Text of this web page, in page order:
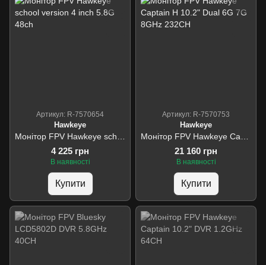
Артикул: R-7570654
Hawkeye
4 225 грн
В наявності
Купити
Артикул: R-7570753
Hawkeye
21 160 грн
В наявності
Купити